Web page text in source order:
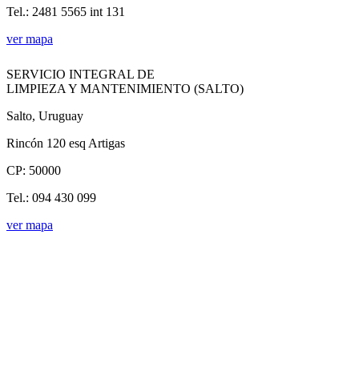
Tel.: 2481 5565 int 131
ver mapa
SERVICIO INTEGRAL DE
LIMPIEZA Y MANTENIMIENTO (SALTO)
Salto, Uruguay
Rincón 120 esq Artigas
CP: 50000
Tel.: 094 430 099
ver mapa